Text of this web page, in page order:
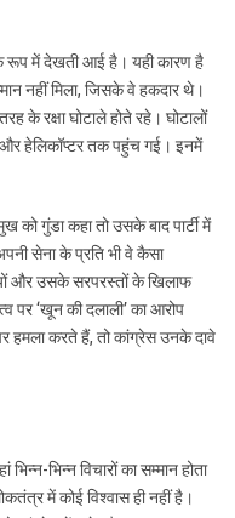
रूप में देखती आई है। यही कारण है
नहीं मिला, जिसके वे हकदार थे।
के रक्षा घोटाले होते रहे। घोटालों
हेलिकॉप्टर तक पहुंच गई। इनमें
गुंडा कहा तो उसके बाद पार्टी में
सेना के प्रति भी वे कैसा
और उसके सरपरस्तों के खिलाफ
पर ‘खून की दलाली’ का आरोप
हमला करते हैं, तो कांग्रेस उनके दावे
भिन्न विचारों का सम्मान होता
में कोई विश्वास ही नहीं है।